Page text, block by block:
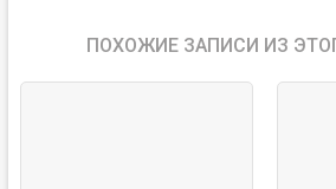
ПОХОЖИЕ ЗАПИСИ ИЗ